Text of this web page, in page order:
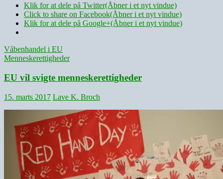
Klik for at dele på Twitter(Åbner i et nyt vindue)
Click to share on Facebook(Åbner i et nyt vindue)
Klik for at dele på Google+(Åbner i et nyt vindue)
Våbenhandel i EU
Menneskerettigheder
EU vil svigte menneskerettigheder
15. marts 2017 Lave K. Broch